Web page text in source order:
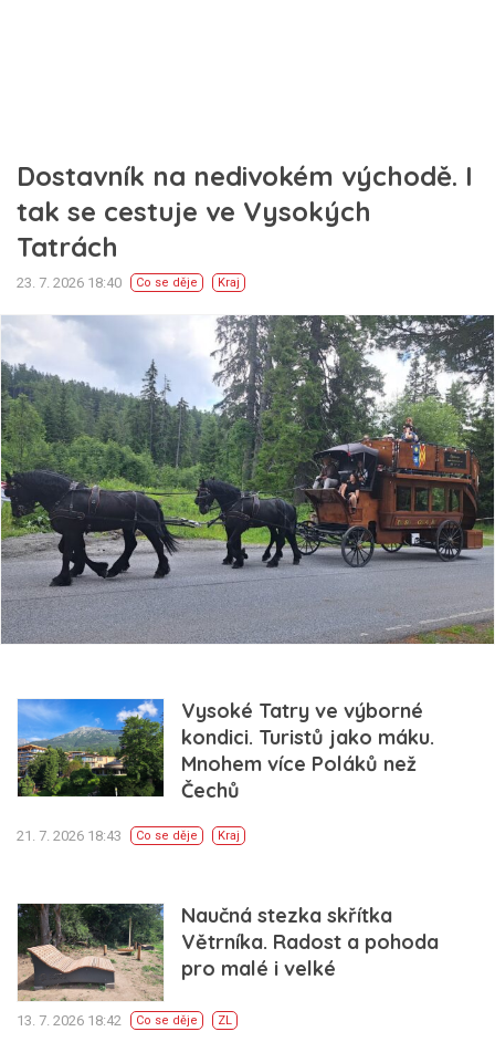
Dostavník na nedivokém východě. I
tak se cestuje ve Vysokých
Tatrách
23. 7. 2026 18:40 Co se děje Kraj
Vysoké Tatry ve výborné
kondici. Turistů jako máku.
Mnohem více Poláků než
Čechů
21. 7. 2026 18:43 Co se děje Kraj
Naučná stezka skřítka
Větrníka. Radost a pohoda
pro malé i velké
13. 7. 2026 18:42 Co se děje ZL